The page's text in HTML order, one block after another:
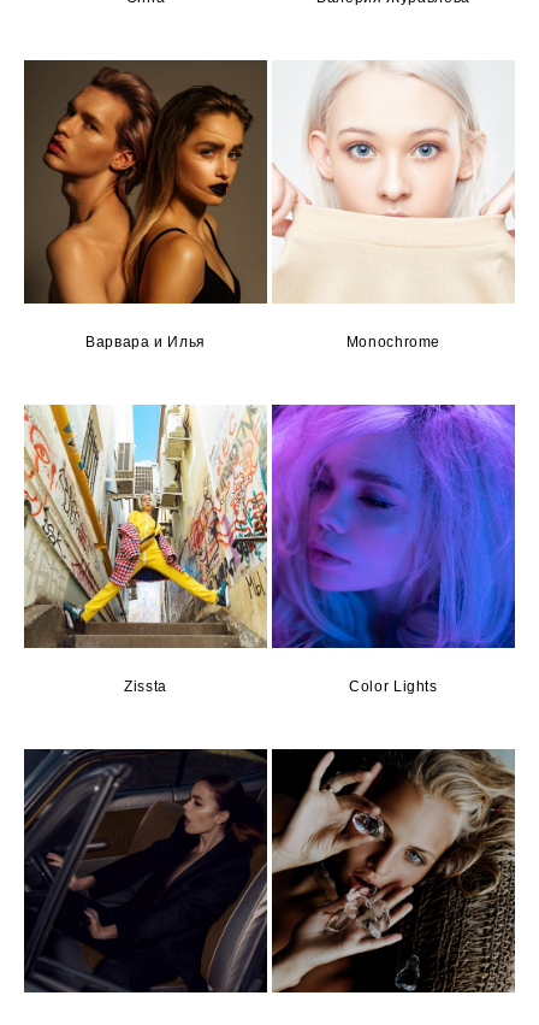
Варвара и Илья Monochrome
Zissta Color Lights